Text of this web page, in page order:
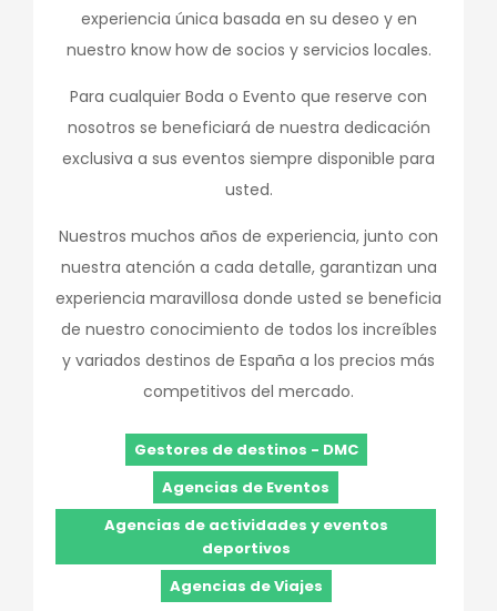
experiencia única basada en su deseo y en
nuestro know how de socios y servicios locales.
Para cualquier Boda o Evento que reserve con
nosotros se beneficiará de nuestra dedicación
exclusiva a sus eventos siempre disponible para
usted.
Nuestros muchos años de experiencia, junto con
nuestra atención a cada detalle, garantizan una
experiencia maravillosa donde usted se beneficia
de nuestro conocimiento de todos los increíbles
y variados destinos de España a los precios más
competitivos del mercado.
Gestores de destinos - DMC
Agencias de Eventos
Agencias de actividades y eventos
deportivos
Agencias de Viajes